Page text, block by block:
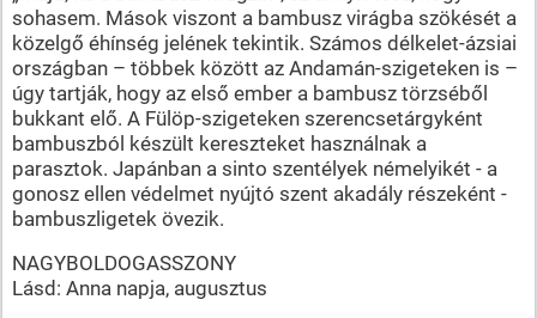
sohasem. Mások viszont a bambusz virágba szökését a
közelgő éhínség jelének tekintik. Számos délkelet-ázsiai
országban – többek között az Andamán-szigeteken is –
úgy tartják, hogy az első ember a bambusz törzséből
bukkant elő. A Fülöp-szigeteken szerencsetárgyként
bambuszból készült kereszteket használnak a
parasztok. Japánban a sinto szentélyek némelyikét - a
gonosz ellen védelmet nyújtó szent akadály részeként -
bambuszligetek övezik.
NAGYBOLDOGASSZONY
Lásd: Anna napja, augusztus